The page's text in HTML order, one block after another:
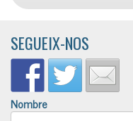
SEGUEIX-NOS
Nombre